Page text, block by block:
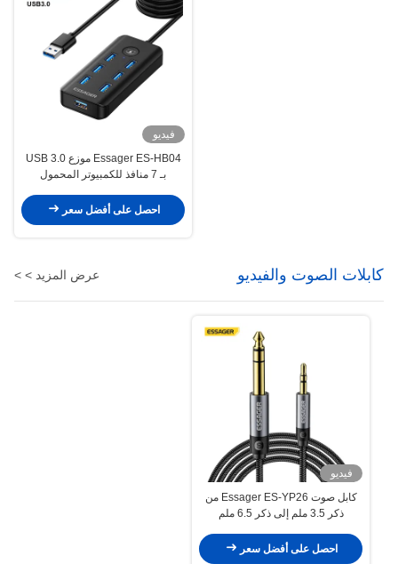
فيديو
Essager ES-HB04 موزع USB 3.0
بـ 7 منافذ للكمبيوتر المحمول
بسرعة 5 جيجابت في الثانية
احصل على أفضل سعر
كابلات الصوت والفيديو عرض المزيد > >
فيديو
كابل صوت Essager ES-YP26 من
ذكر 3.5 ملم إلى ذكر 6.5 ملم
والجيتار والخلاط
احصل على أفضل سعر